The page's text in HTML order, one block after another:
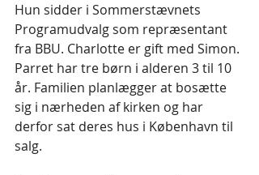
Hun sidder i Sommerstævnets
Programudvalg som repræsentant
fra BBU. Charlotte er gift med Simon.
Parret har tre børn i alderen 3 til 10
år. Familien planlægger at bosætte
sig i nærheden af kirken og har
derfor sat deres hus i København til
salg.